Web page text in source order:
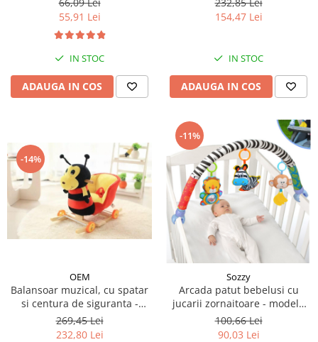
55,91 Lei
IN STOC
ADAUGA IN COS
154,47 Lei
IN STOC
ADAUGA IN COS
-14%
OEM
Balansoar muzical, cu spatar
si centura de siguranta -
Furnicuta
269,45 Lei
232,80 Lei
-11%
Sozzy
Arcada patut bebelusi cu
jucarii zornaitoare - modele
diferite
100,66 Lei
90,03 Lei